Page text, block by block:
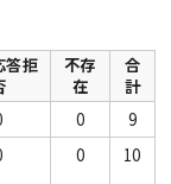
答拒
不存
在
合
計
0
9
0 10